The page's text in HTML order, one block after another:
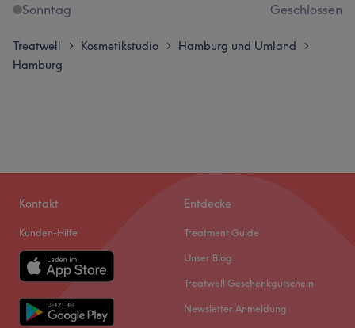
Sonntag
Geschlossen
Treatwell > Kosmetikstudio > Hamburg und Umland >
Hamburg
Kontakt
Kunden-Hilfe
Entdecke
Treatment Guide
Unser Blog
Treatwell Geschenkgutschein
Newsletter Anmeldung